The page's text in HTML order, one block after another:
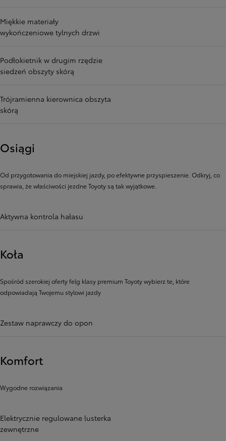
Miękkie materiały
wykończeniowe tylnych drzwi
Podłokietnik w drugim rzędzie
siedzeń obszyty skórą
Trójramienna kierownica obszyta
skórą
Osiągi
Od przygotowania do miejskiej jazdy, po efektywne przyspieszenie. Odkryj, co
sprawia, że ​​właściwości jezdne Toyoty są tak wyjątkowe.
Aktywna kontrola hałasu
Koła
Spośród szerokiej oferty felg klasy premium Toyoty wybierz te, które
odpowiadają Twojemu stylowi jazdy
Zestaw naprawczy do opon
Komfort
Wygodne rozwiązania
Elektrycznie regulowane lusterka
zewnętrzne